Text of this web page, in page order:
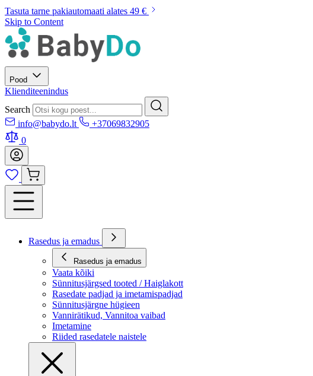
Tasuta tarne pakiautomaati alates 49 €
Skip to Content
Pood
Klienditeenindus
Search
info@babydo.lt
+37069832905
0
Rasedus ja emadus
Rasedus ja emadus
Vaata kõiki
Sünnitusjärgsed tooted / Haiglakott
Rasedate padjad ja imetamispadjad
Sünnitusjärgne hügieen
Vannirätikud, Vannitoa vaibad
Imetamine
Riided rasedatele naistele